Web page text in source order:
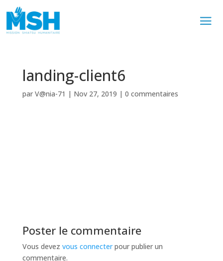
landing-client6
par V@nia-71 | Nov 27, 2019 | 0 commentaires
Poster le commentaire
Vous devez vous connecterpour publier un
commentaire.